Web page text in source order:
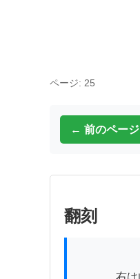
ページ: 25
← 前のページ
翻刻